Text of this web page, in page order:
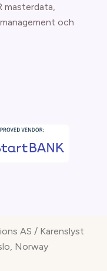
masterdata,
och
AS / Karenslyst
Norway